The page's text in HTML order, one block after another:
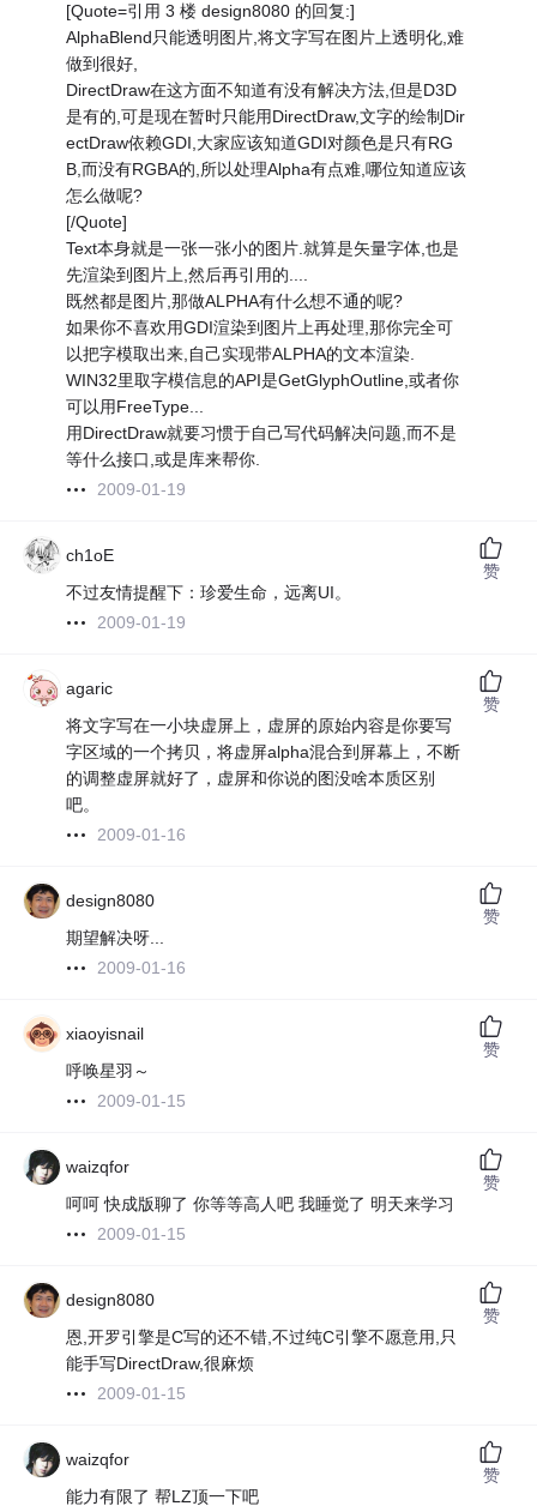
[Quote=引用 3 楼 design8080 的回复:]
AlphaBlend只能透明图片,将文字写在图片上透明化,难
做到很好,
DirectDraw在这方面不知道有没有解决方法,但是D3D
是有的,可是现在暂时只能用DirectDraw,文字的绘制Dir
ectDraw依赖GDI,大家应该知道GDI对颜色是只有RG
B,而没有RGBA的,所以处理Alpha有点难,哪位知道应该
怎么做呢?
[/Quote]
Text本身就是一张一张小的图片.就算是矢量字体,也是
先渲染到图片上,然后再引用的....
既然都是图片,那做ALPHA有什么想不通的呢?
如果你不喜欢用GDI渲染到图片上再处理,那你完全可
以把字模取出来,自己实现带ALPHA的文本渲染.
WIN32里取字模信息的API是GetGlyphOutline,或者你
可以用FreeType...
用DirectDraw就要习惯于自己写代码解决问题,而不是
等什么接口,或是库来帮你.
2009-01-19
ch1oE
不过友情提醒下：珍爱生命，远离UI。
2009-01-19
赞
agaric
将文字写在一小块虚屏上，虚屏的原始内容是你要写
字区域的一个拷贝，将虚屏alpha混合到屏幕上，不断
的调整虚屏就好了，虚屏和你说的图没啥本质区别
吧。
2009-01-16
赞
design8080
期望解决呀...
2009-01-16
赞
xiaoyisnail
呼唤星羽～
2009-01-15
赞
waizqfor
呵呵 快成版聊了 你等等高人吧 我睡觉了 明天来学习
2009-01-15
赞
design8080
恩,开罗引擎是C写的还不错,不过纯C引擎不愿意用,只
能手写DirectDraw,很麻烦
2009-01-15
赞
waizqfor
能力有限了 帮LZ顶一下吧
赞